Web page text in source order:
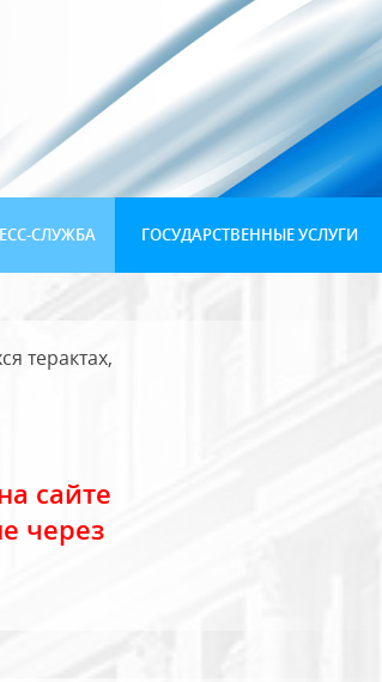
СЛУЖБА ГОСУДАРСТВЕННЫЕ УСЛУГИ
терактах,
сайте
через